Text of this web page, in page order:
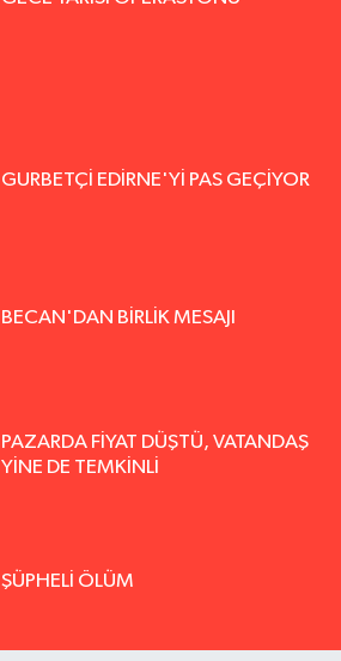
GURBETÇİ EDİRNE'Yİ PAS GEÇİYOR
BECAN'DAN BİRLİK MESAJI
PAZARDA FİYAT DÜŞTÜ, VATANDAŞ
YİNE DE TEMKİNLİ
ŞÜPHELİ ÖLÜM